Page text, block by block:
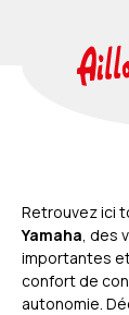
Retrouvez ici
Yamaha, des
importantes
confort de
autonomie.